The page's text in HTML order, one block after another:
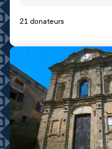
21 donateurs